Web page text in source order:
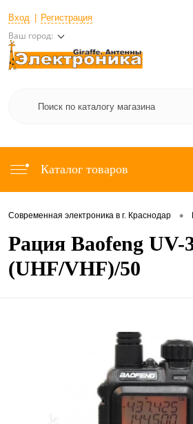
Вход Регистрация
Ваш город:
Каталог товаров
Современная электроника в г. Краснодар •
Рация Baofeng UV-
(UHF/VHF)/50